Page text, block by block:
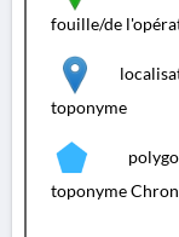
fouille/de
toponyme
toponyme